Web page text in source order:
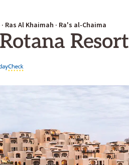
Ras Al Khaimah · Ra's al-Chaima
Resort